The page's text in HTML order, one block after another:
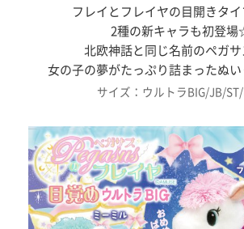
フレイとフレイヤの目開きタ
2種の新キャラも初登
北欧神話と同じ名前のペガサ
女の子の夢がたっぷり詰まったぬい
サイズ：ウルトラBIG/JB/ST/